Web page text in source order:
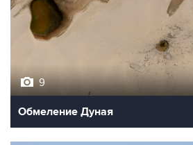
9
Обмеление Дуная